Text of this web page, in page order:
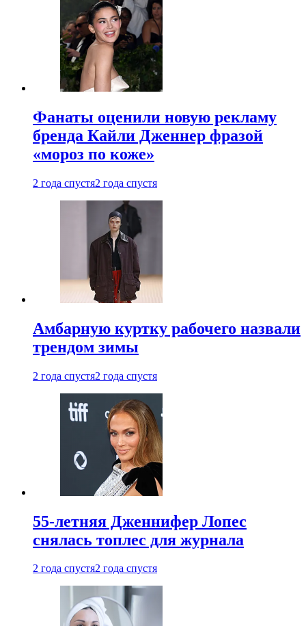
Фанаты оценили новую рекламу
бренда Кайли Дженнер фразой
«мороз по коже»
2 года спустя2 года спустя
Амбарную куртку рабочего назвали
трендом зимы
2 года спустя2 года спустя
55-летняя Дженнифер Лопес
снялась топлес для журнала
2 года спустя2 года спустя